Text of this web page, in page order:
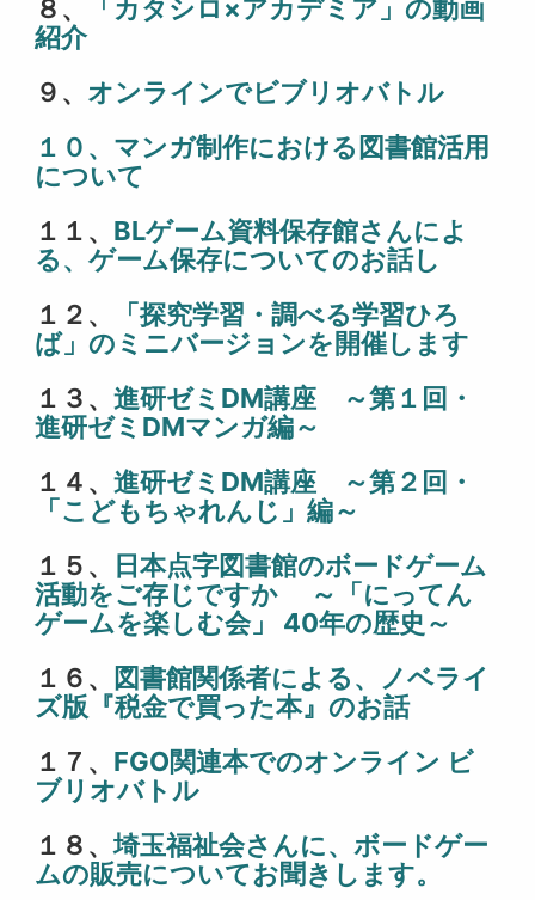
８、
「カタシロ×アカデミア」の動画
紹介
９、 オンラインでビブリオバトル
１０、マンガ制作における図書館活用
について
１１、 BLゲーム資料保存館さんによ
る、ゲーム保存についてのお話し
１２、
「探究学習・調べる学習ひろ
ば」のミニバージョンを開催します
１３、進研ゼミDM講座 ～第１回・
進研ゼミDMマンガ編～
１４、進研ゼミDM講座 ～第２回・
「こどもちゃれんじ」編～
１５、
日本点字図書館のボードゲーム
活動をご存じですか ～「にってん
ゲームを楽しむ会」 40年の歴史～
１６、
図書館関係者による、ノベライ
ズ版『税金で買った本』のお話
１７、 FGO関連本でのオンライン ビ
ブリオバトル
１８、埼玉福祉会さんに、ボードゲー
ムの販売についてお聞きします。